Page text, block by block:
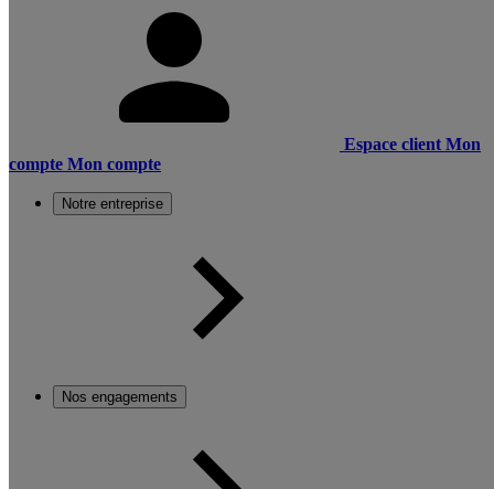
Espace client Mon
compte Mon compte
Notre entreprise
Nos engagements